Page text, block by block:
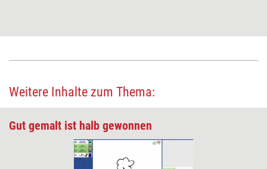
Weitere Inhalte zum Thema:
Gut gemalt ist halb gewonnen